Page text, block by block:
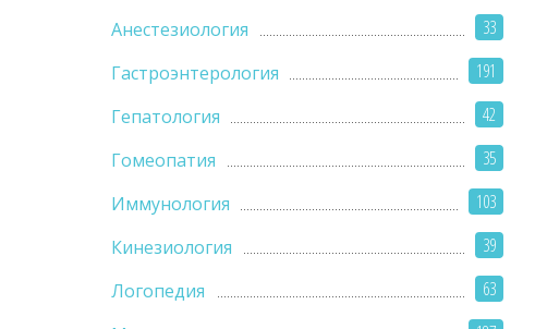
33
Анестезиология
191
Гастроэнтерология
42
Гепатология
35
Гомеопатия
103
Иммунология
39
Кинезиология
63
Логопедия